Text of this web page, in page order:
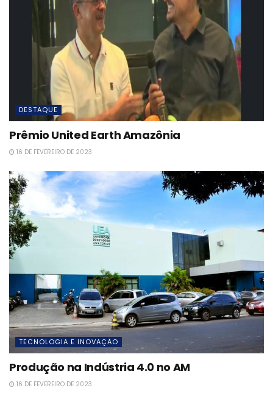
DESTAQUE
Prêmio United Earth Amazônia
16 DE FEVEREIRO DE 2023
TECNOLOGIA E INOVAÇÃO
Produção na Indústria 4.0 no AM
16 DE FEVEREIRO DE 2023